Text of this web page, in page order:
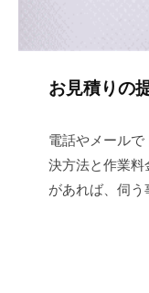
お見積りの
電話やメール
決方法と作業料
があれば、伺う